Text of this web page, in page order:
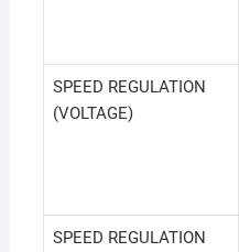
SPEED REGULATION
(VOLTAGE)
SPEED REGULATION